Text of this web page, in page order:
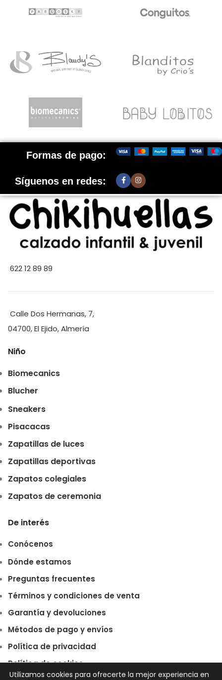
Formas de pago:
Síguenos en redes:
622 12 89 89
Calle Dos Hermanas, 7,
04700, El Ejido, Almería
Niño
Biomecanics
Blucher
Sneakers
Pisacacas
Zapatillas de luces
Zapatillas deportivas
Zapatos colegiales
Zapatos de ceremonia
De interés
Conócenos
Dónde estamos
Preguntas frecuentes
Términos y condiciones de venta
Garantía y devoluciones
Métodos de pago y envíos
Política de privacidad
Política de cookies
Utilizamos cookies para ofrecerte la mejor experiencia en